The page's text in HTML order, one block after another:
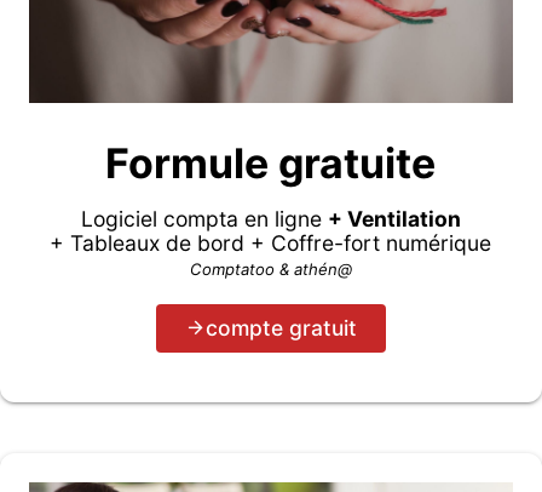
Formule gratuite
Logiciel compta en ligne + Ventilation
+ Tableaux de bord + Coffre-fort numérique
Comptatoo & athén@
compte gratuit